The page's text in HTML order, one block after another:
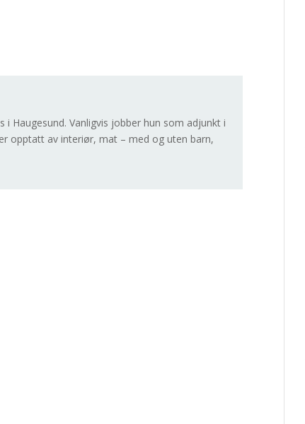
Haugesund. Vanligvis jobber hun som adjunkt i
opptatt av interiør, mat – med og uten barn,